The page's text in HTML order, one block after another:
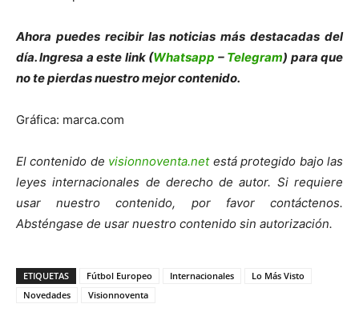
Ahora puedes recibir las noticias más destacadas del
día. Ingresa a este link (Whatsapp – Telegram) para que
no te pierdas nuestro mejor contenido.
Gráfica: marca.com
El contenido de visionnoventa.netestá protegido bajo las
leyes internacionales de derecho de autor. Si requiere
usar nuestro contenido, por favor contáctenos.
Absténgase de usar nuestro contenido sin autorización.
ETIQUETAS Fútbol Europeo Internacionales
Lo Más Visto
Novedades
Visionnoventa